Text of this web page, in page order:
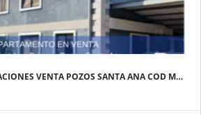
VENTA POZOS SANTA ANA COD M…